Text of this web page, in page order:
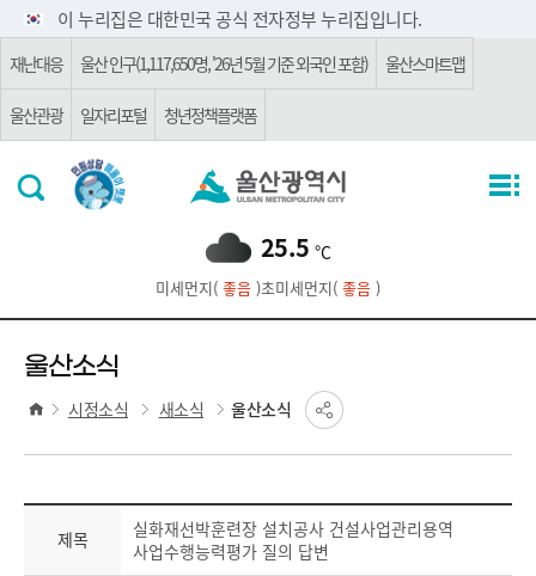
주요 메뉴로 건너뛰기
본문으로가기이 누리집은 대한민국 공식 전자정부 누리집입니다.
재난대응 울산 인구(1,117,650명, '26년 5월 기준 외국인 포함) 울산스마트맵
울산관광 일자리포털 청년정책플랫폼
25.5 ℃
미세먼지( 좋음 )초미세먼지( 좋음 )
울산소식
시정소식 새소식 울산소식
제목
실화재선박훈련장 설치공사 건설사업관리용역
사업수행능력평가 질의 답변